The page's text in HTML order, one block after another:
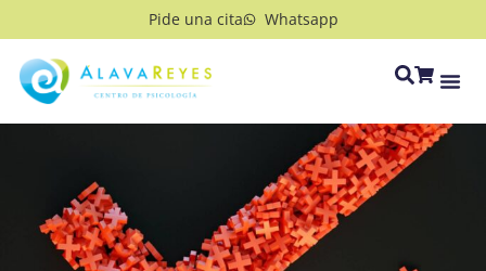
Pide una cita Whatsapp